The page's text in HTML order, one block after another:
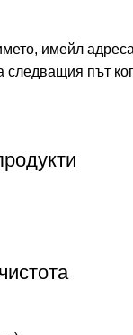
имейл
следващия път